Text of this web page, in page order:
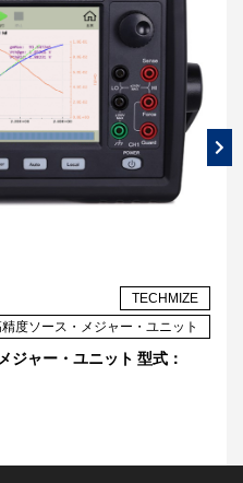
TECHMIZE
度ソース・メジャー・ユニット
ジャー・ユニット 型式：